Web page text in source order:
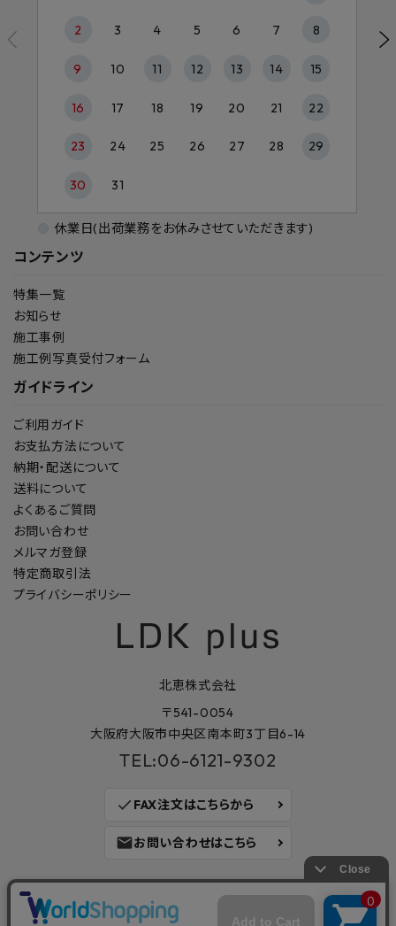
コンテンツ
特集一覧
お知らせ
施工事例
施工例写真受付フォーム
ガイドライン
ご利用ガイド
お支払方法について
納期・配送について
送料について
よくあるご質問
お問い合わせ
メルマガ登録
特定商取引法
プライバシーポリシー
2 3 4 5 6 7 8
9 10 11 12 13 14 15
16 17 18 19 20 21 22
23 24 25 26 27 28 29
30 31
休業日(出荷業務をお休みさせていただきます)
北恵株式会社
〒541-0054
大阪府大阪市中央区南本町3丁目6-14
TEL:06-6121-9302
check FAX注文はこちらから
mailお問い合わせはこちら